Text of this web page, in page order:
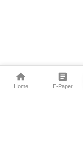
Home E-Paper